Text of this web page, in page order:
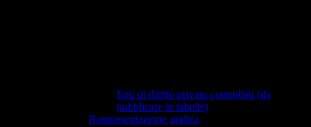
Enti di diritto privato controllati (da
pubblicare in tabelle)
Rappresentazione grafica